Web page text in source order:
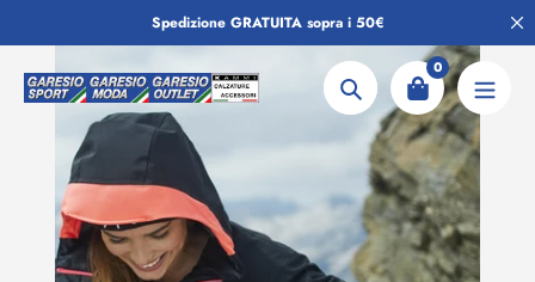
al
contenuto
Spedizione GRATUITA sopra i 50€
Ricerca
0